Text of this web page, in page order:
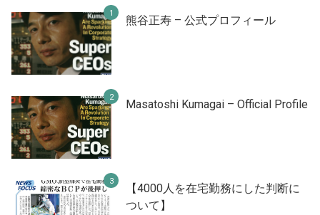
熊谷正寿 – 公式プロフィール
Masatoshi Kumagai – Official Profile
【4000人を在宅勤務にした判断に
ついて】